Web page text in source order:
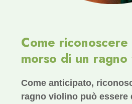
Come
morso di un ragno
Come anticipato,
ragno violino può essere